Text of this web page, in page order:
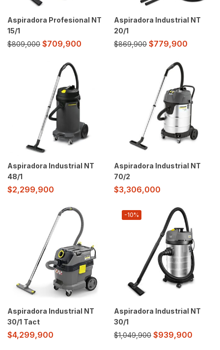
Aspiradora Profesional NT
15/1
$809,000 $709,900
Aspiradora Industrial NT
20/1
$869,900 $779,900
Aspiradora Industrial NT
48/1
$2,299,900
Aspiradora Industrial NT
70/2
$3,306,000
Aspiradora Industrial NT
30/1 Tact
$4,299,900
-10%
Aspiradora Industrial NT
30/1
$1,049,900 $939,900